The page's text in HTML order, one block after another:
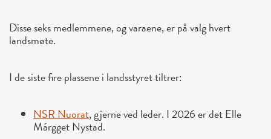
Disse seks medlemmene, og varaene, er på valg hvert
landsmøte.
I de siste fire plassene i landsstyret tiltrer:
NSR Nuorat, gjerne ved leder. I 2026 er det Elle
Márgget Nystad.